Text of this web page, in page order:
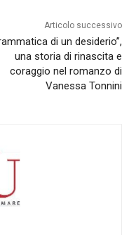
Articolo successivo
di un desiderio”,
una storia di rinascita e
coraggio nel romanzo di
Vanessa Tonnini